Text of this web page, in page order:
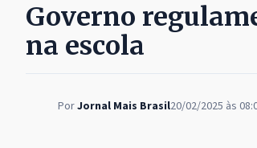
Governo
na escola
PorJornal Mais Brasil20/02/2025 às